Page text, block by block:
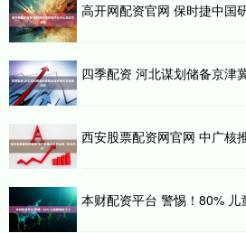
高开网配资官网 保时捷中国
四季配资 河北谋划储备京津
西安股票配资网官网 中广核
本财配资平台 警惕！80% 儿